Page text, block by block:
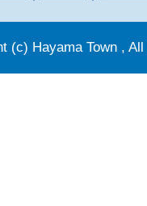
(c) Hayama Town ,